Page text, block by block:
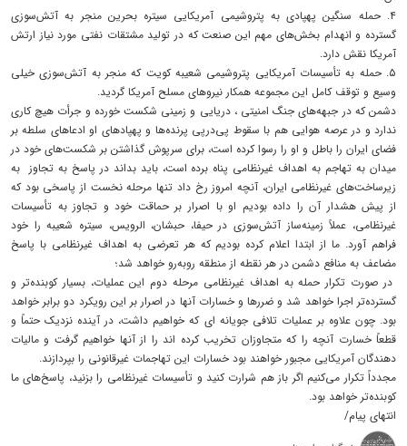
۴. حمله سنگین پهپادی به پتروشیمی آمریکایی سیتره بحرین منجر به آتش‌سوزی
گسترده و انهدام بخش‌های مهم این صنعت که در تولید مشتقات نفتی مورد نیاز ارتش
آمریکا نقش دارد.
۵. حمله به تأسیسات آمریکایی پتروشیمی شعیبه کویت که منجر به آتش‌سوزی خیلی
وسیع و توقف کامل این مجموعه همکار نیروهای مسلح آمریکا گردید.
دشمن که در جبهه‌های جنگ امنیتی ، دریایی و زمینی شکست خورده و جرأت هیچ کاری
ندارد و در عرصه هوایی هم با سقوط پی‌درپی پرنده‌ها و پهپادهای او ادعاهای سلطه بر
فضای ایران را باطل و او را رسوا کرده است، برای سرپوش گذاشتن بر شکست‌های خود در
میدان به تهاجم به اهداف غیرنظامی پناه برده است، باید بداند در پاسخ به تجاوز به
زیرساخت‌های غیرنظامی ایران، آنچه امروز رخ داد تنها مرحله نخست از پاسخی بود که
از پیش هشدار آن را داده بودیم او با اصرار بر حماقت خود و تجاوز به تأسیسات
غیرنظامی، عملاً زمینه‌ساز آتش‌سوزی در حیفا، حبشان، الرویس، سیتره شعیبه را خود
فراهم آورد. ما از ابتدا اعلام کرده بودیم که هر تعرضی به اهداف غیرنظامی با پاسخ
مضاعف به منافع دشمن در هر نقطه از منطقه روبه‌رو خواهد شد؛
در صورت تکرار حمله به اهداف غیرنظامی مرحله دوم این عملیات، بسیار کوبنده‌تر و
گسترده‌تر اجرا خواهد شد و ضررها و خسارات آنها در اصرار بر این رویکرد دو برابر خواهد
بود. چون علاوه بر عملیات تلافی جویانه ای که خواهیم داشت، در آینده نزدیک حتماً و
قطعاً خسارت آنچه را که متجاوزان تخریب کرده اند را از آنها خواهیم گرفت و مالیات
دهندگان آمریکایی مجبور خواهند بود خسارات این تهاجمات غیرقانونی را بپردازند.
مجدداً تکرار می‌کنیم اگر باز هم شرارت کنید و تأسیسات غیرنظامی را بزنید، پاسخ‌های ما
کوبنده‌تر خواهد بود.
انتهای پیام/